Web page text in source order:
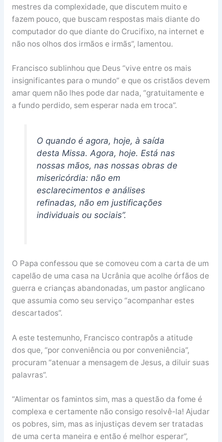
mestres da complexidade, que discutem muito e
fazem pouco, que buscam respostas mais diante do
computador do que diante do Crucifixo, na internet e
não nos olhos dos irmãos e irmãs”, lamentou.
Francisco sublinhou que Deus “vive entre os mais
insignificantes para o mundo” e que os cristãos devem
amar quem não lhes pode dar nada, “gratuitamente e
a fundo perdido, sem esperar nada em troca”.
O quando é agora, hoje, à saída
desta Missa. Agora, hoje. Está nas
nossas mãos, nas nossas obras de
misericórdia: não em
esclarecimentos e análises
refinadas, não em justificações
individuais ou sociais”.
O Papa confessou que se comoveu com a carta de um
capelão de uma casa na Ucrânia que acolhe órfãos de
guerra e crianças abandonadas, um pastor anglicano
que assumia como seu serviço “acompanhar estes
descartados”.
A este testemunho, Francisco contrapôs a atitude
dos que, “por conveniência ou por conveniência”,
procuram “atenuar a mensagem de Jesus, a diluir suas
palavras”.
“Alimentar os famintos sim, mas a questão da fome é
complexa e certamente não consigo resolvê-la! Ajudar
os pobres, sim, mas as injustiças devem ser tratadas
de uma certa maneira e então é melhor esperar”,